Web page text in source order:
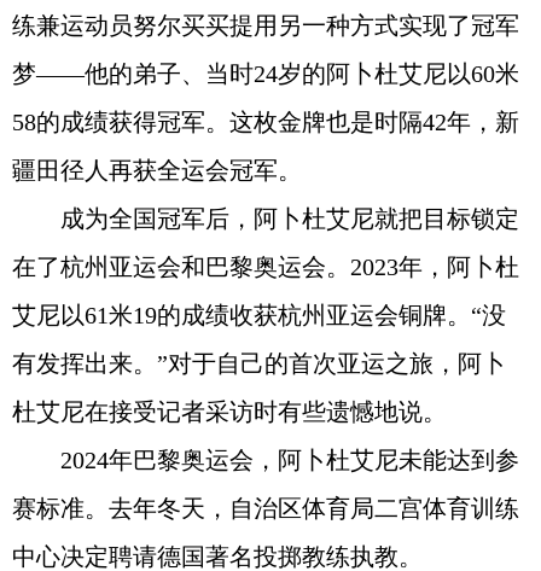
练兼运动员努尔买买提用另一种方式实现了冠军
梦——他的弟子、当时24岁的阿卜杜艾尼以60米
58的成绩获得冠军。这枚金牌也是时隔42年，新
疆田径人再获全运会冠军。
成为全国冠军后，阿卜杜艾尼就把目标锁定
在了杭州亚运会和巴黎奥运会。2023年，阿卜杜
艾尼以61米19的成绩收获杭州亚运会铜牌。“没
有发挥出来。”对于自己的首次亚运之旅，阿卜
杜艾尼在接受记者采访时有些遗憾地说。
2024年巴黎奥运会，阿卜杜艾尼未能达到参
赛标准。去年冬天，自治区体育局二宫体育训练
中心决定聘请德国著名投掷教练执教。